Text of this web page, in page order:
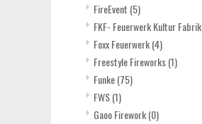
FireEvent (5)
FKF- Feuerwerk Kultur Fabrik
Foxx Feuerwerk(4)
Freestyle Fireworks(1)
Funke(75)
FWS(1)
Gaoo Firework(0)